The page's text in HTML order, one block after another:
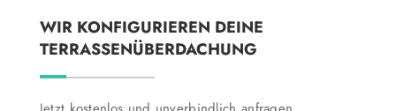
WIR KONFIGURIEREN DEINE
TERRASSENÜBERDACHUNG